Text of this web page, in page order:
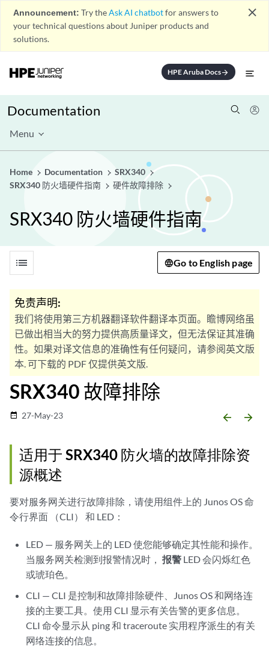
Announcement: Try theAsk AI chatbotfor answers to
your technical questions about Juniper products and
solutions.
close
HPE Aruba Docsarrow_forward
Documentation
Menu
Home Documentation
SRX340
SRX340 防火墙硬件指南
硬件故障排除
SRX340 防火墙硬件指南
list Go to English page
免责声明:
我们将使用第三方机器翻译软件翻译本页面。瞻博网络虽
已做出相当大的努力提供高质量译文，但无法保证其准确
性。如果对译文信息的准确性有任何疑问，请参阅英文版
本. 可下载的 PDF 仅提供英文版.
SRX340 故障排除
date_range 27-May-23 arrow_backward arrow_forward
适用于 SRX340 防火墙的故障排除资
源概述
要对服务网关进行故障排除，请使用组件上的 Junos OS 命
令行界面 （CLI） 和 LED：
LED — 服务网关上的 LED 使您能够确定其性能和操作。
当服务网关检测到报警情况时，报警 LED 会闪烁红色
或琥珀色。
CLI — CLI 是控制和故障排除硬件、Junos OS 和网络连
接的主要工具。使用 CLI 显示有关告警的更多信息。
CLI 命令显示从 ping 和 traceroute 实用程序派生的有关
网络连接的信息。